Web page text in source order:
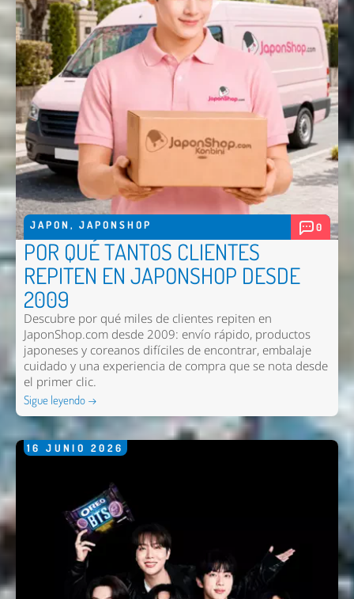
JAPON , JAPONSHOP 0
POR QUÉ TANTOS CLIENTES
REPITEN EN JAPONSHOP DESDE
2009
Descubre por qué miles de clientes repiten en
JaponShop.com desde 2009: envío rápido, productos
japoneses y coreanos difíciles de encontrar, embalaje
cuidado y una experiencia de compra que se nota desde
el primer clic.
Sigue leyendo →
16 JUNIO 2026